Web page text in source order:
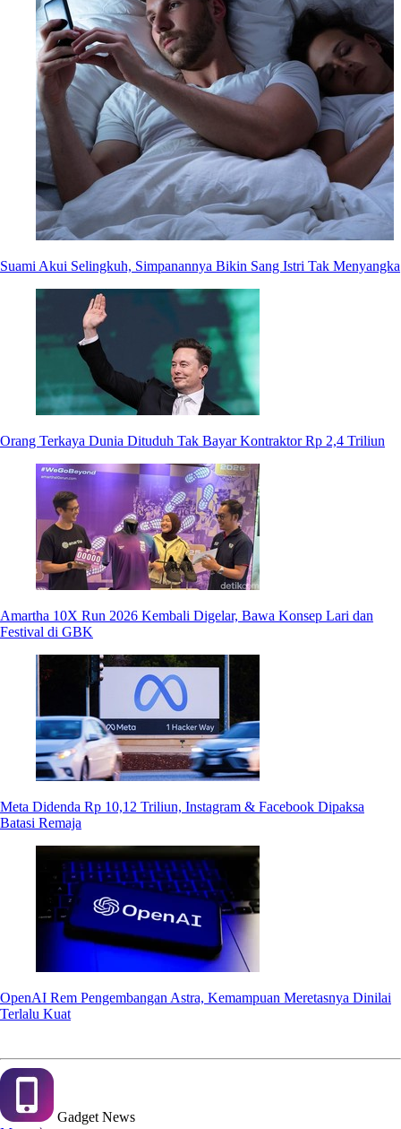
Suami Akui Selingkuh, Simpanannya Bikin Sang Istri Tak Menyangka
Orang Terkaya Dunia Dituduh Tak Bayar Kontraktor Rp 2,4 Triliun
Amartha 10X Run 2026 Kembali Digelar, Bawa Konsep Lari dan
Festival di GBK
Meta Didenda Rp 10,12 Triliun, Instagram & Facebook Dipaksa
Batasi Remaja
OpenAI Rem Pengembangan Astra, Kemampuan Meretasnya Dinilai
Terlalu Kuat
GadgetNews